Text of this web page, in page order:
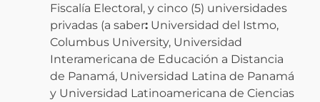
Fiscalía Electoral, y cinco (5) universidades
privadas (a saber: Universidad del Istmo,
Columbus University, Universidad
Interamericana de Educación a Distancia
de Panamá, Universidad Latina de Panamá
y Universidad Latinoamericana de Ciencias